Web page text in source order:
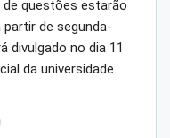
questões estarão
de segunda-
divulgado no dia 11
da universidade.